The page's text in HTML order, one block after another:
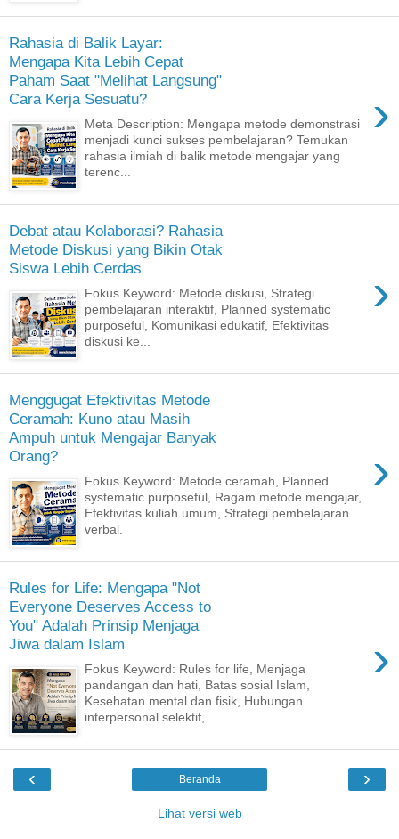
Rahasia di Balik Layar:
Mengapa Kita Lebih Cepat
Paham Saat "Melihat Langsung"
Cara Kerja Sesuatu?
›
Meta Description: Mengapa metode demonstrasi
menjadi kunci sukses pembelajaran? Temukan
rahasia ilmiah di balik metode mengajar yang
terenc...
Debat atau Kolaborasi? Rahasia
Metode Diskusi yang Bikin Otak
Siswa Lebih Cerdas
›
Fokus Keyword: Metode diskusi, Strategi
pembelajaran interaktif, Planned systematic
purposeful, Komunikasi edukatif, Efektivitas
diskusi ke...
Menggugat Efektivitas Metode
Ceramah: Kuno atau Masih
Ampuh untuk Mengajar Banyak
Orang?
›
Fokus Keyword: Metode ceramah, Planned
systematic purposeful, Ragam metode mengajar,
Efektivitas kuliah umum, Strategi pembelajaran
verbal.
Rules for Life: Mengapa "Not
Everyone Deserves Access to
You" Adalah Prinsip Menjaga
Jiwa dalam Islam
›
Fokus Keyword: Rules for life, Menjaga
pandangan dan hati, Batas sosial Islam,
Kesehatan mental dan fisik, Hubungan
interpersonal selektif,...
‹ ›
Beranda
Lihat versi web